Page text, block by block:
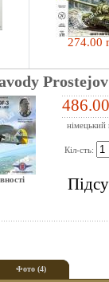
274.00 грн
Кіл-сть:
Фото (4)